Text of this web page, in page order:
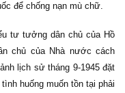
để chống nạn mù chữ.
tư tưởng dân chủ của Hồ
chủ của Nhà nước cách
lịch sử tháng 9-1945 đặt
huống muốn tồn tại phải